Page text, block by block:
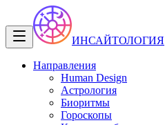
ИНСАЙТОЛОГИЯ
Направления
Human Design
Астрология
Биоритмы
Гороскопы